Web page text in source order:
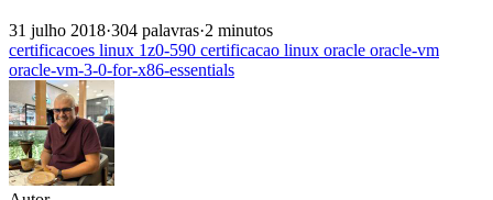
31 julho 2018·304 palavras·2 minutos
certificacoes linux 1z0-590 certificacao linux oracle oracle-vm
oracle-vm-3-0-for-x86-essentials